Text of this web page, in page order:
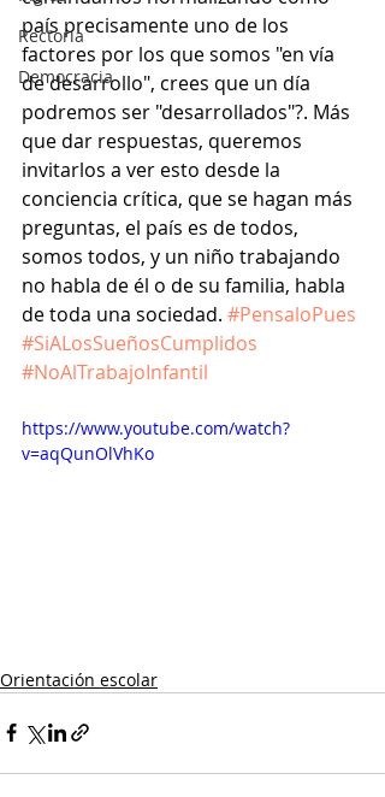
Rectoría
Democracia
país precisamente uno de los
factores por los que somos "en vía
de desarrollo", crees que un día
podremos ser "desarrollados"?. Más
que dar respuestas, queremos
invitarlos a ver esto desde la
conciencia crítica, que se hagan más
preguntas, el país es de todos,
somos todos, y un niño trabajando
no habla de él o de su familia, habla
de toda una sociedad. #PensaloPues
#SiALosSueñosCumplidos
#NoAlTrabajoInfantil
https://www.youtube.com/watch?
v=aqQunOlVhKo
Orientación escolar